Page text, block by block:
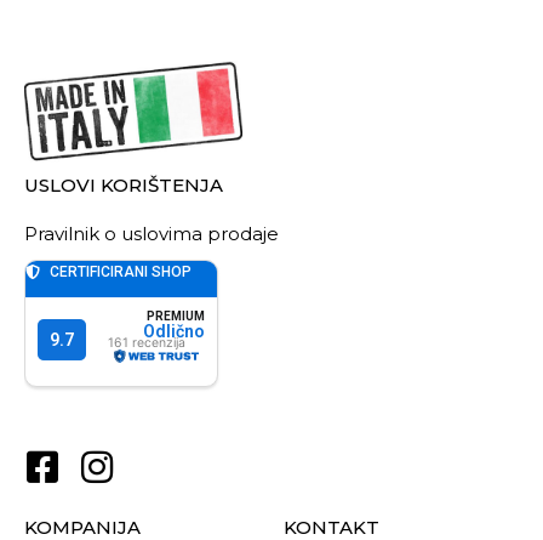
USLOVI KORIŠTENJA
Pravilnik o uslovima prodaje
KOMPANIJA KONTAKT